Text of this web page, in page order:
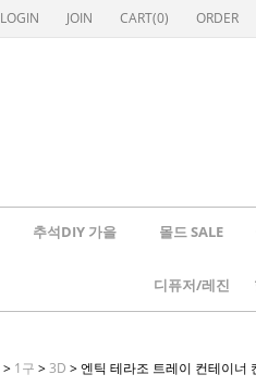
LOGIN JOIN CART(0) ORDER
추석DIY 가을 몰드 SALE
디퓨저/레진
> 1구 >3D > 엔틱 테라조 트레이 컨테이너